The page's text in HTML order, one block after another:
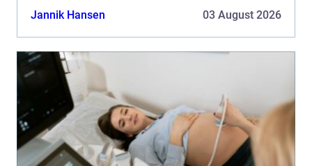
fokus på Tagdækning Lund, uanset om du står
Jannik Hansen 03 August 2026